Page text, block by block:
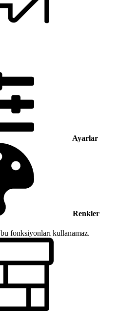
Ayarlar
Renkler
fonksiyonları kullanamaz.